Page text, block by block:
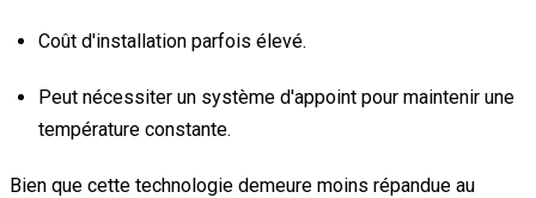
Coût d'installation parfois élevé.
Peut nécessiter un système d'appoint pour maintenir une
température constante.
Bien que cette technologie demeure moins répandue au